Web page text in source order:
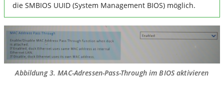
die SMBIOS UUID (System Management BIOS) möglich.
Abbildung 3. MAC-Adressen-Pass-Through im BIOS aktivieren